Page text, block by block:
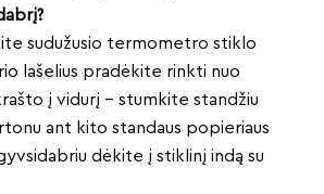
sudužusio termometro stiklo
lašelius pradėkite rinkti nuo
į vidurį – stumkite standžiu
ant kito standaus popieriaus
dėkite į stiklinį indą su